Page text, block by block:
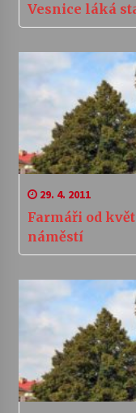
Vesnice láká
29. 4. 2011
Farmáři od
náměstí